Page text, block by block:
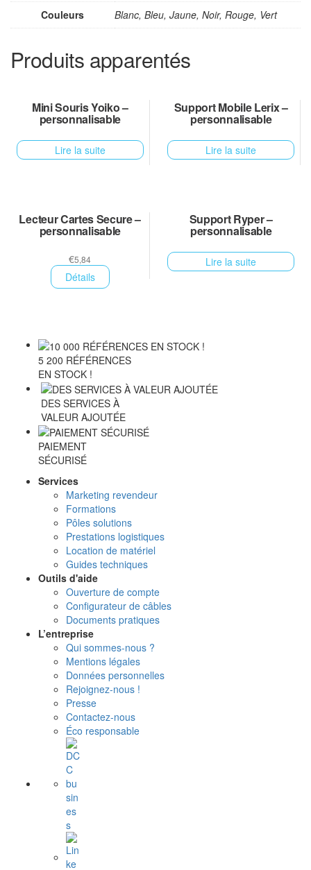
Couleurs Blanc, Bleu, Jaune, Noir, Rouge, Vert
Produits apparentés
Mini Souris Yoiko –
personnalisable
Lire la suite
Support Mobile Lerix –
personnalisable
Lire la suite
Lecteur Cartes Secure –
personnalisable
€5,84
Détails
Support Ryper –
personnalisable
Lire la suite
5 200 RÉFÉRENCES
EN STOCK !
DES SERVICES À
VALEUR AJOUTÉE
PAIEMENT
SÉCURISÉ
Services
Marketing revendeur
Formations
Pôles solutions
Prestations logistiques
Location de matériel
Guides techniques
Outils d'aide
Ouverture de compte
Configurateur de câbles
Documents pratiques
L’entreprise
Qui sommes-nous ?
Mentions légales
Données personnelles
Rejoignez-nous !
Presse
Contactez-nous
Éco responsable